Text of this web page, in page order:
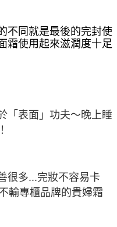
不同就是最後的完封使
霜使用起來滋潤度十足
「表面」功夫～晚上睡
很多...完妝不容易卡
輸專櫃品牌的貴婦霜